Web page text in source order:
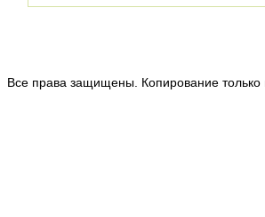
Все права защищены. Копирование только